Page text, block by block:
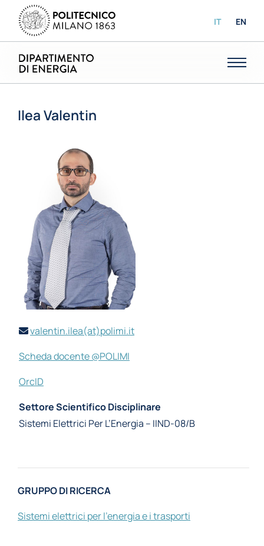
IT EN
GRUPPO DI RICERCA
Sistemi elettrici per l’energia e i trasporti
Ilea Valentin
valentin.ilea(at)polimi.it
Scheda docente @POLIMI
OrcID
Settore Scientifico Disciplinare
Sistemi Elettrici Per L’Energia – IIND-08/B